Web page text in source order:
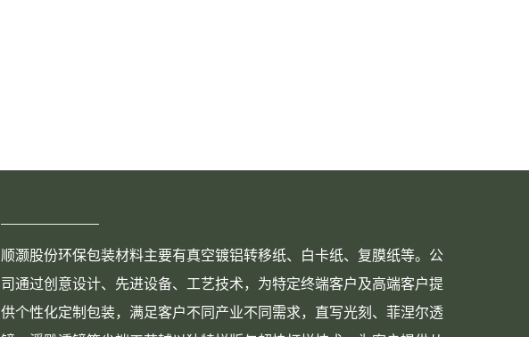
顺灏股份环保包装材料主要有真空镀铝转移纸、白卡纸、复膜纸等。公
司通过创意设计、先进设备、工艺技术，为特定终端客户及高端客户提
供个性化定制包装，满足客户不同产业不同需求，直写光刻、菲涅尔透